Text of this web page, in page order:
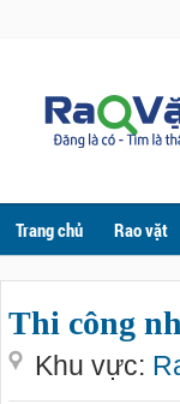
Trang chủ Rao vặt
Thi công
Khu vực: